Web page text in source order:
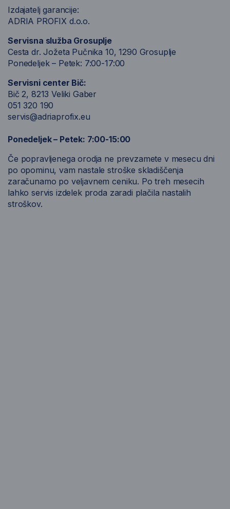
Izdajatelj garancije:
ADRIA PROFIX d.o.o.
Servisna služba Grosuplje
Cesta dr. Jožeta Pučnika 10, 1290 Grosuplje
Ponedeljek – Petek: 7:00-17:00
Servisni center Bič:
Bič 2, 8213 Veliki Gaber
051 320 190
servis@adriaprofix.eu
Ponedeljek – Petek: 7:00-15:00
Če popravljenega orodja ne prevzamete v mesecu dni
po opominu, vam nastale stroške skladiščenja
zaračunamo po veljavnem ceniku. Po treh mesecih
lahko servis izdelek proda zaradi plačila nastalih
stroškov.